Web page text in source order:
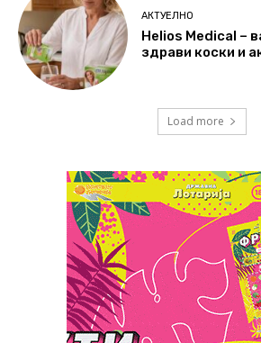
АКТУЕЛНО
Helios Medical –
здрави коски и
Load more